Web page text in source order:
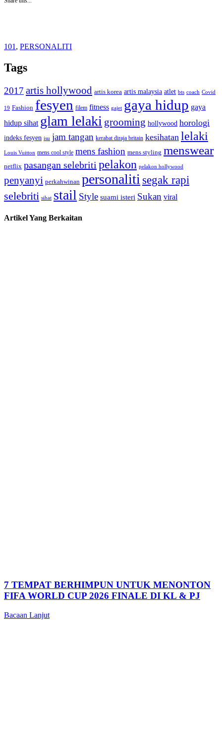
101 , PERSONALITI
Tags
2017 artis hollywood artis korea artis malaysia atlet bts coach Covid
19 Fashion fesyen filem fitness gajet gaya hidup gaya
hidup sihat glam lelaki grooming hollywood horologi
indeks fesyen isu jam tangan kerabat diraja britain kesihatan lelaki
Louis Vuitton mens cool style mens fashion mens styling menswear
netflix pasangan selebriti pelakon pelakon hollywood
penyanyi perkahwinan personaliti segak rapi
selebriti sihat stail Style suami isteri Sukan viral
Artikel Yang Berkaitan
7 TEMPAT BERHIMPUN UNTUK MENONTON
FIFA WORLD CUP 2026 FINALE DI KL & PJ
Bacaan Lanjut